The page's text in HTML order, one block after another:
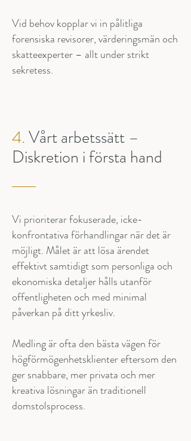
Vid behov kopplar vi in pålitliga
forensiska revisorer, värderingsmän och
skatteexperter – allt under strikt
sekretess.
4.Vårt arbetssätt –
Diskretion i första hand
Vi prioriterar fokuserade, icke-
konfrontativa förhandlingar när det är
möjligt. Målet är att lösa ärendet
effektivt samtidigt som personliga och
ekonomiska detaljer hålls utanför
offentligheten och med minimal
påverkan på ditt yrkesliv.
Medling är ofta den bästa vägen för
högförmögenhetsklienter eftersom den
ger snabbare, mer privata och mer
kreativa lösningar än traditionell
domstolsprocess.